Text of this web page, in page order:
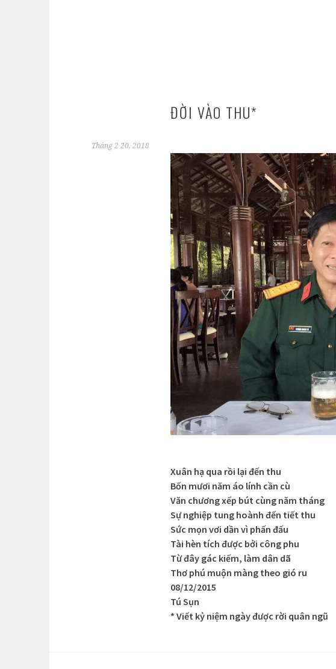
ĐỜI VÀO THU*
Tháng 2 20, 2018
Xuân hạ qua rồi lại đến thu
Bốn mươi năm áo lính cần cù
Văn chương xếp bút cùng năm tháng
Sự nghiệp tung hoành đến tiết thu
Sức mọn vơi dần vì phấn đấu
Tài hèn tích được bởi công phu
Từ đây gác kiếm, làm dân dã
Thơ phú muộn màng theo gió ru
08/12/2015
Tú Sụn
* Viết kỷ niệm ngày được rời quân ngũ